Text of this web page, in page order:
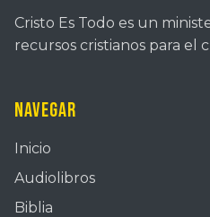
Cristo Es Todo es un
recursos cristianos para el
Navegar
Inicio
Audiolibros
Biblia